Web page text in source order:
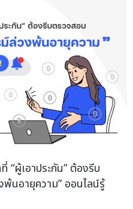
ผู้เอาประกัน” ต้องรีบ
พ้นอายุความ” ออนไลน์รู้